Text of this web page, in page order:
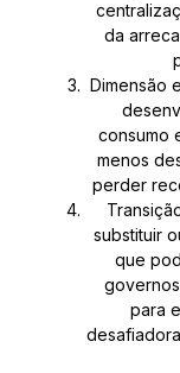
da
Dimensão
consumo
menos
perder
substituir
que
para